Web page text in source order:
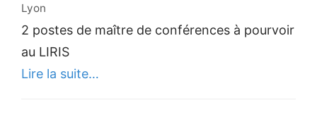
Lyon
2 postes de maître de conférences à pourvoir
au LIRIS
Lire la suite…